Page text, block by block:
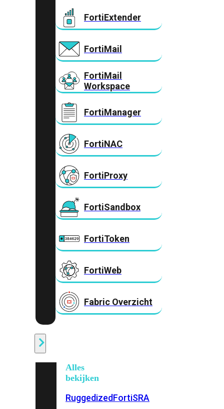
FortiExtender
FortiMail
FortiMail
Workspace
FortiManager
FortiNAC
FortiProxy
FortiSandbox
FortiToken
FortiWeb
Fabric Overzicht
Alles
bekijken
RuggedizedFortiSRA